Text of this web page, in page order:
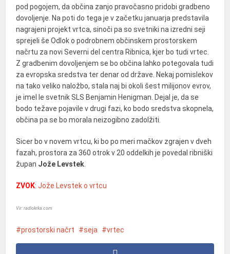
pod pogojem, da občina zanjo pravočasno pridobi gradbeno
dovoljenje. Na poti do tega je v začetku januarja predstavila
nagrajeni projekt vrtca, sinoči pa so svetniki na izredni seji
sprejeli še Odlok o podrobnem občinskem prostorskem
načrtu za novi Severni del centra Ribnica, kjer bo tudi vrtec.
Z gradbenim dovoljenjem se bo občina lahko potegovala tudi
za evropska sredstva ter denar od države. Nekaj pomislekov
na tako veliko naložbo, stala naj bi okoli šest milijonov evrov,
je imel le svetnik SLS Benjamin Henigman. Dejal je, da se
bodo težave pojavile v drugi fazi, ko bodo sredstva skopnela,
občina pa se bo morala neizogibno zadolžiti.
Sicer bo v novem vrtcu, ki bo po meri mačkov zgrajen v dveh
fazah, prostora za 360 otrok v 20 oddelkih je povedal ribniški
župan Jože Levstek
ZVOK:Jože Levstek o vrtcu
Vir: radiokrka.com
prostorski načrt seja vrtec